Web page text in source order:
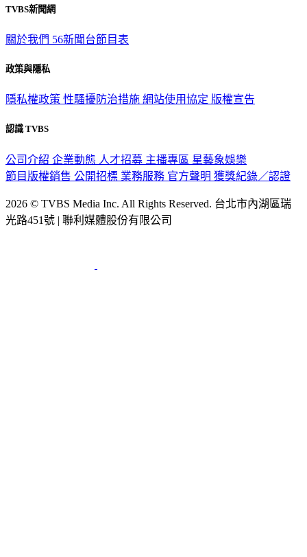
TVBS新聞網
關於我們 56新聞台節目表
政策與隱私
隱私權政策 性騷擾防治措施 網站使用協定 版權宣告
認識 TVBS
公司介紹 企業動態 人才招募 主播專區 星藝象娛樂
節目版權銷售 公開招標 業務服務 官方聲明 獲獎紀錄／認證
2026 © TVBS Media Inc. All Rights Reserved. 台北市內湖區瑞
光路451號 | 聯利媒體股份有限公司